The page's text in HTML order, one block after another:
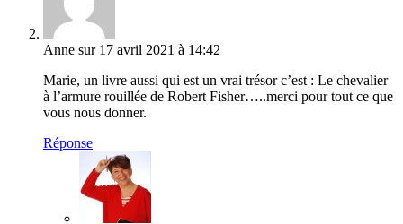
Anne sur 17 avril 2021 à 14:42
Marie, un livre aussi qui est un vrai trésor c’est : Le chevalier
à l’armure rouillée de Robert Fisher…..merci pour tout ce que
vous nous donner.
Réponse